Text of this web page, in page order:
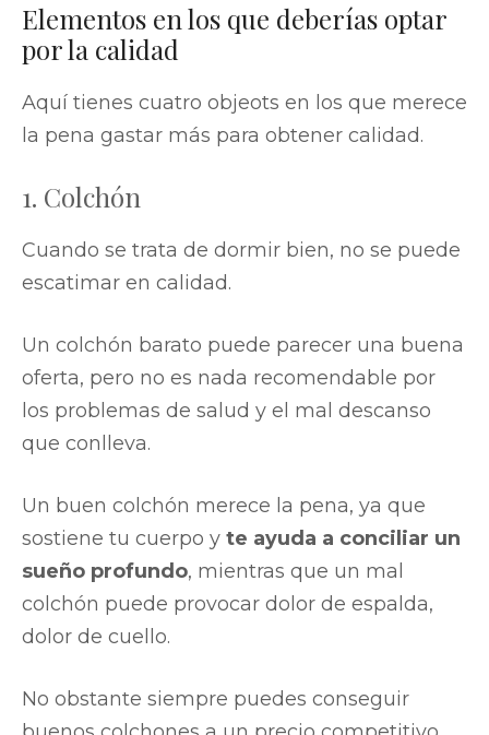
Elementos en los que deberías optar
por la calidad
Aquí tienes cuatro objeots en los que merece
la pena gastar más para obtener calidad.
1. Colchón
Cuando se trata de dormir bien, no se puede
escatimar en calidad.
Un colchón barato puede parecer una buena
oferta, pero no es nada recomendable por
los problemas de salud y el mal descanso
que conlleva.
Un buen colchón merece la pena, ya que
sostiene tu cuerpo y te ayuda a conciliar un
sueño profundo, mientras que un mal
colchón puede provocar dolor de espalda,
dolor de cuello.
No obstante siempre puedes conseguir